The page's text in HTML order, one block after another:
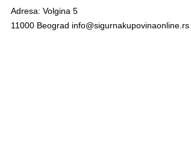
Adresa: Volgina 5
11000 Beograd info@sigurnakupovinaonline.rs